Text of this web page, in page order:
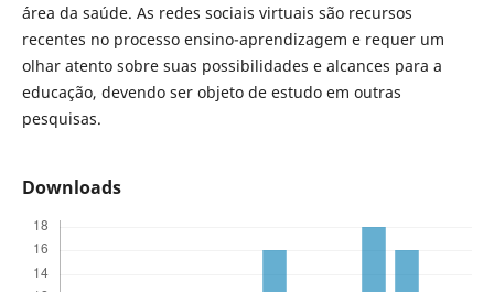
área da saúde. As redes sociais virtuais são recursos
recentes no processo ensino-aprendizagem e requer um
olhar atento sobre suas possibilidades e alcances para a
educação, devendo ser objeto de estudo em outras
pesquisas.
Downloads